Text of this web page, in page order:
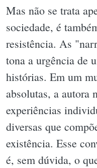
Mas não se trata
sociedade, é
resistência. As
tona a urgência de
histórias. Em um
absolutas, a autora
experiências
diversas que
existência. Esse
é, sem dúvida, o